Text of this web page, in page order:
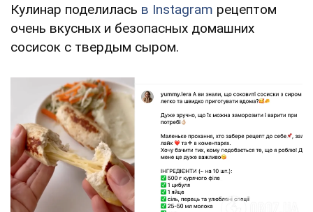
Кулинар поделилась в Instagram рецептом
очень вкусных и безопасных домашних
сосисок с твердым сыром.